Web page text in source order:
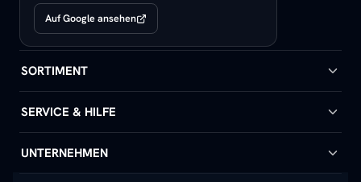
Auf Google ansehen
SORTIMENT
Badheizkörper
Handtuchheizkörper
SERVICE & HILFE
Hilfe & Kontakt
UNTERNEHMEN